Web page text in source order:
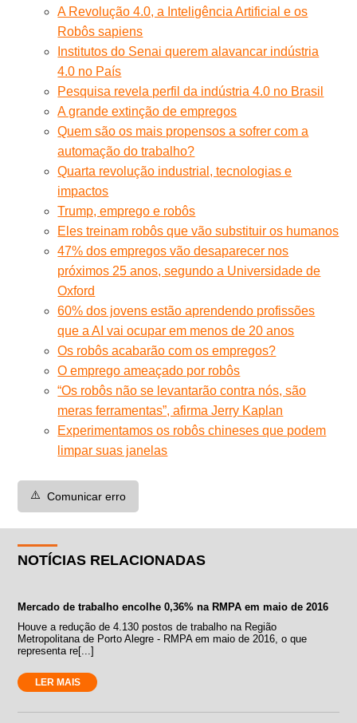
A Revolução 4.0, a Inteligência Artificial e os
Robôs sapiens
Institutos do Senai querem alavancar indústria
4.0 no País
Pesquisa revela perfil da indústria 4.0 no Brasil
A grande extinção de empregos
Quem são os mais propensos a sofrer com a
automação do trabalho?
Quarta revolução industrial, tecnologias e
impactos
Trump, emprego e robôs
Eles treinam robôs que vão substituir os humanos
47% dos empregos vão desaparecer nos
próximos 25 anos, segundo a Universidade de
Oxford
60% dos jovens estão aprendendo profissões
que a AI vai ocupar em menos de 20 anos
Os robôs acabarão com os empregos?
O emprego ameaçado por robôs
“Os robôs não se levantarão contra nós, são
meras ferramentas”, afirma Jerry Kaplan
Experimentamos os robôs chineses que podem
limpar suas janelas
⚠️ Comunicar erro
NOTÍCIAS RELACIONADAS
Mercado de trabalho encolhe 0,36% na RMPA em maio de 2016
Houve a redução de 4.130 postos de trabalho na Região
Metropolitana de Porto Alegre - RMPA em maio de 2016, o que
representa re[...]
LER MAIS